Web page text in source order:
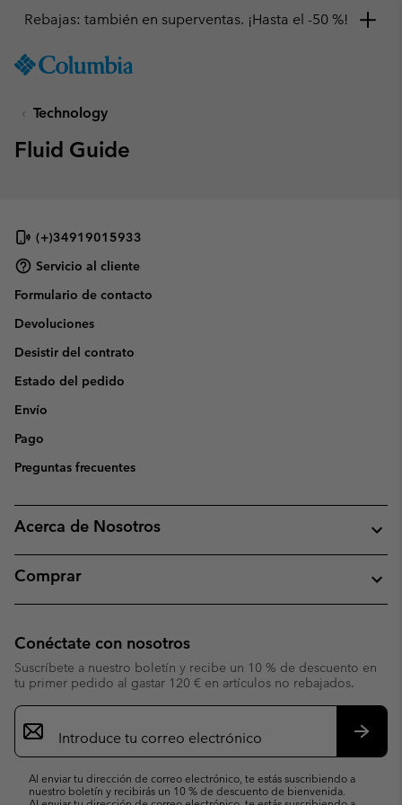
TO
SKIP
MAIN
SEARCH
Rebajas: también en superventas. ¡Hasta el -50 %!
Technology
Fluid Guide
(+)34919015933
Servicio al cliente
Formulario de contacto
Devoluciones
Desistir del contrato
Estado del pedido
Envío
Pago
Preguntas frecuentes
Acerca de Nosotros
Comprar
Conéctate con nosotros
Suscríbete a nuestro boletín y recibe un 10 % de descuento en
tu primer pedido al gastar 120 € en artículos no rebajados.
Suscripción
de
correo
Al enviar tu dirección de correo electrónico, te estás suscribiendo a
nuestro boletín y recibirás un 10 % de descuento de bienvenida.